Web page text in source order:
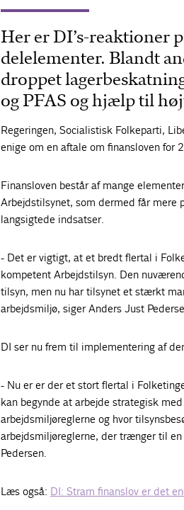
Her er DI’s-reaktioner
delelementer. Blandt
droppet
og PFAS og hjælp til
Regeringen, Socialistisk Folkeparti,
enige om en aftale om finansloven for
Finansloven består af mange
Arbejdstilsynet, som dermed får mere
langsigtede indsatser.
- Det er vigtigt, at et bredt flertal i
kompetent Arbejdstilsyn. Den
tilsyn, men nu har tilsynet et stærkt
arbejdsmiljø, siger Anders Just
DI ser nu frem til implementering af
- Nu er er der et stort flertal i
kan begynde at arbejde strategisk
arbejdsmiljøreglerne og hvor
arbejdsmiljøreglerne, der trænger til
Pedersen.
Læs også: DI: Stram finanslov er det